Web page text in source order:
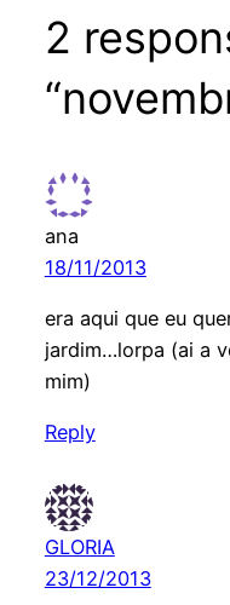
2
ana
18/11/2013
era aqui que eu
jardim…lorpa (ai a
mim)
Reply
GLORIA
23/12/2013